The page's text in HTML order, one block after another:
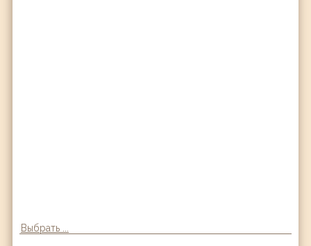
Выбрать ...